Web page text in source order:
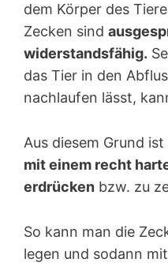
dem Körper des
Zecken sind
widerstandsfähig.
das Tier in den
nachlaufen lässt,
Aus diesem Grund
mit einem recht
erdrücken bzw. zu
So kann man die
legen und sodann